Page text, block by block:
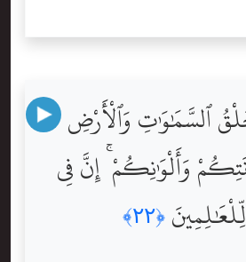
ٱلسَّمَٰوَٰتِ وَٱلْأَرْضِ
وَأَلْوَٰنِكُمْ ۚ إِنَّ فِى
﴿٢٢﴾